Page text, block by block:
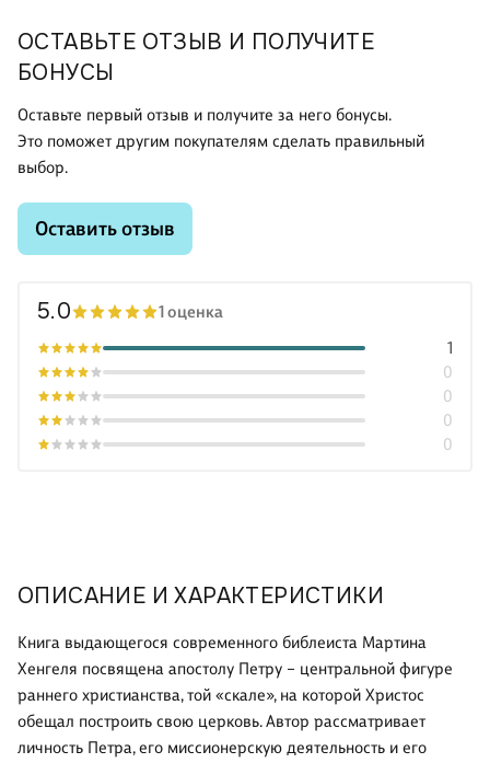
ОПИСАНИЕ И ХАРАКТЕРИСТИКИ
Книга выдающегося современного библеиста Мартина
Хенгеля посвящена апостолу Петру – центральной фигуре
раннего христианства, той «скале», на которой Христос
обещал построить свою церковь. Автор рассматривает
личность Петра, его миссионерскую деятельность и его
ОСТАВЬТЕ ОТЗЫВ И ПОЛУЧИТЕ
БОНУСЫ
Оставьте первый отзыв и получите за него бонусы.
Это поможет другим покупателям сделать правильный
выбор.
Оставить отзыв
5.0 1 оценка
0
0
0
0
1